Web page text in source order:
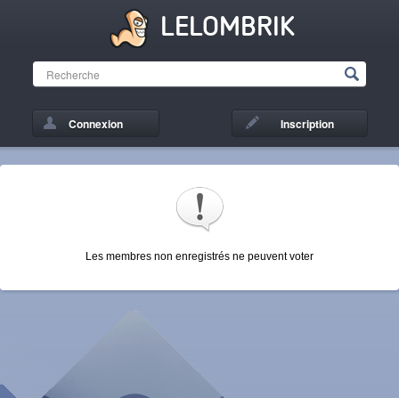
LELOMBRIK
Connexion Inscription
Les membres non enregistrés ne peuvent voter